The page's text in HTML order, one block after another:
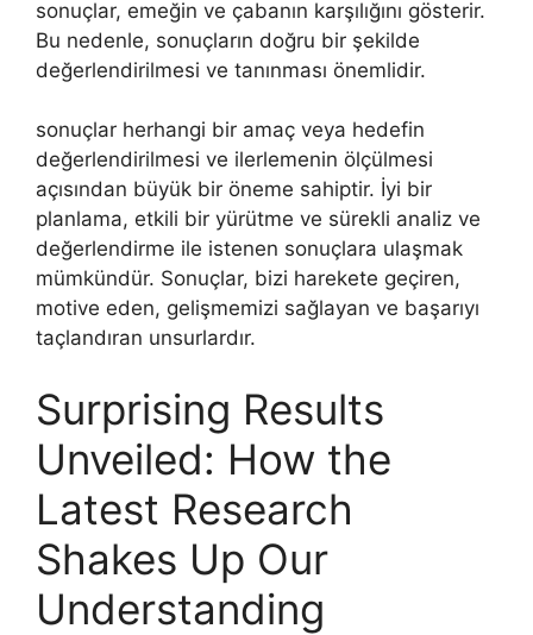
sonuçlar, emeğin ve çabanın karşılığını gösterir.
Bu nedenle, sonuçların doğru bir şekilde
değerlendirilmesi ve tanınması önemlidir.
sonuçlar herhangi bir amaç veya hedefin
değerlendirilmesi ve ilerlemenin ölçülmesi
açısından büyük bir öneme sahiptir. İyi bir
planlama, etkili bir yürütme ve sürekli analiz ve
değerlendirme ile istenen sonuçlara ulaşmak
mümkündür. Sonuçlar, bizi harekete geçiren,
motive eden, gelişmemizi sağlayan ve başarıyı
taçlandıran unsurlardır.
Surprising Results
Unveiled: How the
Latest Research
Shakes Up Our
Understanding